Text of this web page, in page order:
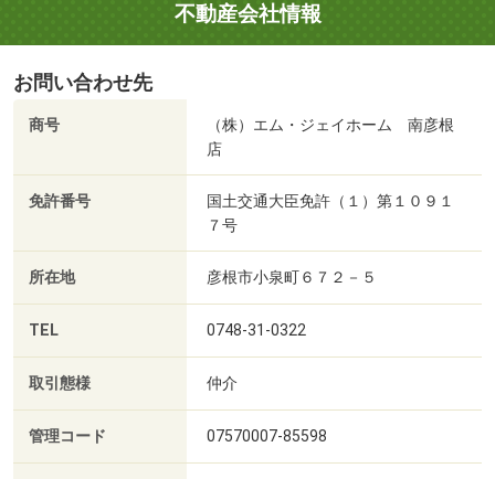
不動産会社情報
お問い合わせ先
商号
（株）エム・ジェイホーム 南彦根
店
免許番号
国土交通大臣免許（１）第１０９１
７号
所在地 彦根市小泉町６７２－５
TEL 0748-31-0322
取引態様 仲介
管理コード 07570007-85598